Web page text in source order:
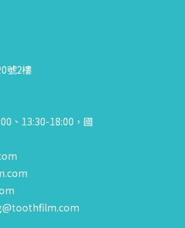
號2樓
、13:30-18:00，國